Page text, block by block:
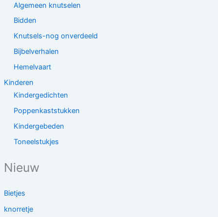
Algemeen knutselen
Bidden
Knutsels-nog onverdeeld
Bijbelverhalen
Hemelvaart
Kinderen
Kindergedichten
Poppenkaststukken
Kindergebeden
Toneelstukjes
Nieuw
Bietjes
knorretje